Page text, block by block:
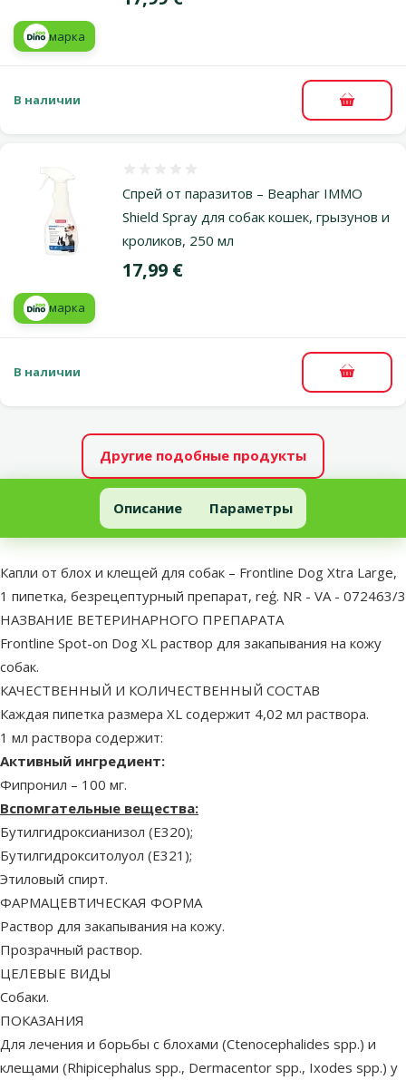
марка
В наличии В
Спрей от паразитов – Beaphar IMMO
Shield Spray для собак кошек, грызунов и
кроликов, 250 мл
Цена
17,99 €
марка
В наличии В
Другие подобные продукты
Капли от блох и клещей для собак – Frontline Dog Xtra Large, 1
Описание Параметры
В начало страницы
superzoo.product.detail.content
Капли от блох и клещей для собак – Frontline Dog Xtra Large,
1 пипетка, безрецептурный препарат, reģ. NR - VA - 072463/3
НАЗВАНИЕ ВЕТЕРИНАРНОГО ПРЕПАРАТА
Frontline Spot-on Dog XL раствор для закапывания на кожу
собак.
КАЧЕСТВЕННЫЙ И КОЛИЧЕСТВЕННЫЙ СОСТАВ
Каждая пипетка размера XL содержит 4,02 мл раствора.
1 мл раствора содержит:
Активный ингредиент:
Фипронил – 100 мг.
Вспомгательные вещества:
Бутилгидроксианизол (E320);
Бутилгидрокситолуол (E321);
Этиловый спирт.
ФАРМАЦЕВТИЧЕСКАЯ ФОРМА
Раствор для закапывания на кожу.
Прозрачный раствор.
ЦЕЛЕВЫЕ ВИДЫ
Собаки.
ПОКАЗАНИЯ
Для лечения и борьбы с блохами (Ctenocephalides spp.) и
клещами (Rhipicephalus spp., Dermacentor spp., Ixodes spp.) у